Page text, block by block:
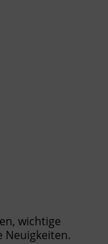
wichtige